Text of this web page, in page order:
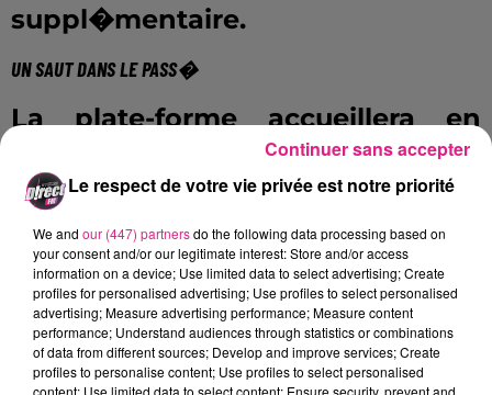
suppl�mentaire.
UN SAUT DANS LE PASS�
La plate-forme accueillera en
automne 2018 deux nouvelles
rubriques. (La rubriqueÈgalerieÈ
permettra aux utilisateurs
d'explorer leur patrimoine et de
se plonger dans des �crits et des
Suvres graphiques parfois
Le respect de votre vie privée est notre priorité
We and our (447) partnersdo the following data processing based on
your consent and/or our legitimate interest: Store and/or access
information on a device; Use limited data to select advertising; Create
profiles for personalised advertising; Use profiles to select personalised
advertising; Measure advertising performance; Measure content
performance; Understand audiences through statistics or combinations
of data from different sources; Develop and improve services; Create
profiles to personalise content; Use profiles to select personalised
content; Use limited data to select content; Ensure security, prevent and
Continuer sans accepter